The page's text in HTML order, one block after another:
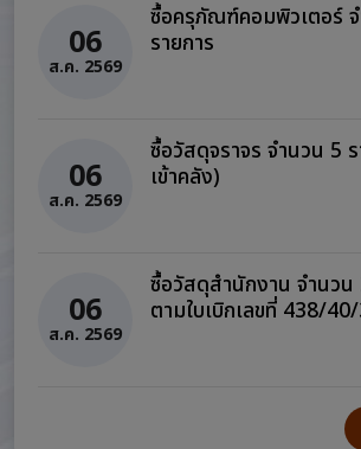
06
ส.ค. 2569
ซื้อครุภัณฑ์คอมพิวเตอร์
รายการ
06
ส.ค. 2569
ซื้อวัสดุจราจร จำนวน 5
เข้าคลัง)
06
ส.ค. 2569
ซื้อวัสดุสำนักงาน จำนวน
ตามใบเบิกเลขที่ 438/